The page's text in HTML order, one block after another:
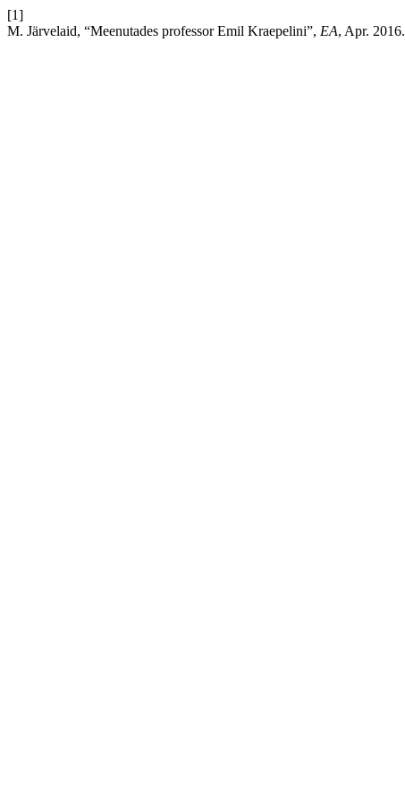
[1]
M. Järvelaid, “Meenutades professor Emil Kraepelini”, EA, Apr. 2016.